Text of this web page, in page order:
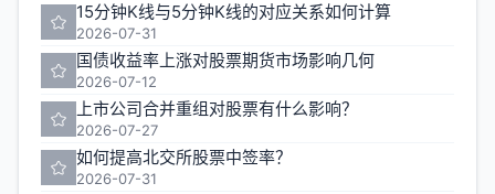
15分钟K线与5分钟K线的对应关系如何计算
2026-07-31
国债收益率上涨对股票期货市场影响几何
2026-07-12
上市公司合并重组对股票有什么影响？
2026-07-27
如何提高北交所股票中签率？
2026-07-31